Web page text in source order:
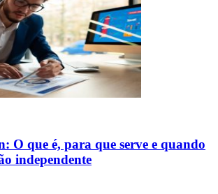
O que é, para que serve e quando
independente